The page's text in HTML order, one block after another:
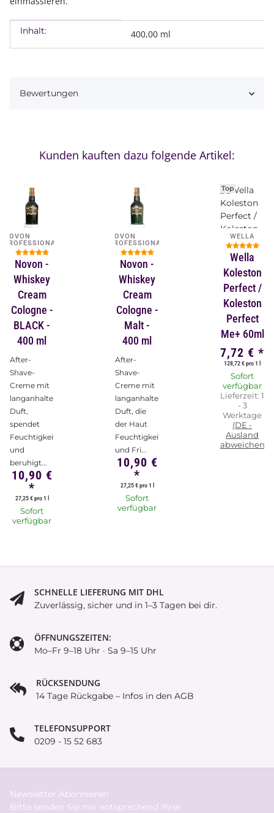
Produkteigenschaft
Wert
Inhalt: 400,00 ml
Bewertungen
Kunden kauften dazu folgende Artikel:
NOVON
PROFESSIONAL
Novon -
Whiskey
Cream
Cologne -
BLACK -
400 ml
After-
Shave-
Creme mit
langanhaltendem
Duft,
spendet
Feuchtigkeit
und
beruhigt...
10,90 €
*
27,25 € pro 1 l
Sofort
verfügbar
NOVON
PROFESSIONAL
Novon -
Whiskey
Cream
Cologne -
Malt -
400 ml
After-
Shave-
Creme mit
langanhaltendem
Duft, die
der Haut
Feuchtigkeit
und Fri...
10,90 €
*
27,25 € pro 1 l
Sofort
verfügbar
Top
WELLA
Wella
Koleston
Perfect /
Koleston
Perfect
Me+ 60ml
7,72 € *
128,72 € pro 1 l
Sofort
verfügbar
Lieferzeit: 1
- 3
Werktage
(DE -
Ausland
abweichend)
SCHNELLE LIEFERUNG MIT DHL
Zuverlässig, sicher und in 1–3 Tagen bei dir.
ÖFFNUNGSZEITEN:
Mo–Fr 9–18 Uhr · Sa 9–15 Uhr
RÜCKSENDUNG
14 Tage Rückgabe – Infos in den AGB
TELEFONSUPPORT
0209 - 15 52 683
Newsletter Abonnieren
Bitte senden Sie mir entsprechend Ihrer